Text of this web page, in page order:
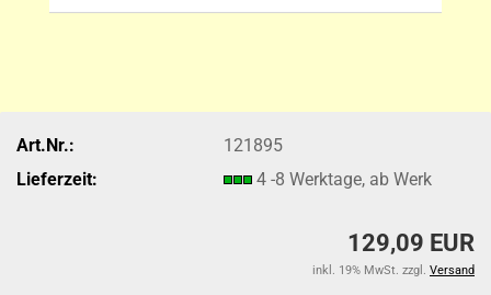
Art.Nr.:
121895
Lieferzeit:
4 -8 Werktage, ab Werk
129,09 EUR
inkl. 19% MwSt. zzgl. Versand